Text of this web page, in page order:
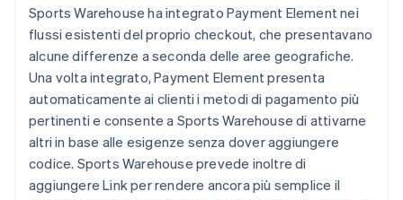
Sports Warehouse ha integrato Payment Element nei
flussi esistenti del proprio checkout, che presentavano
alcune differenze a seconda delle aree geografiche.
Una volta integrato, Payment Element presenta
automaticamente ai clienti i metodi di pagamento più
pertinenti e consente a Sports Warehouse di attivarne
altri in base alle esigenze senza dover aggiungere
codice. Sports Warehouse prevede inoltre di
aggiungere Link per rendere ancora più semplice il